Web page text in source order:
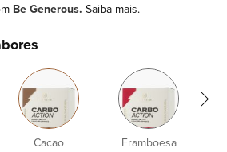
Be Generous. Saiba mais.
Cacao Framboesa